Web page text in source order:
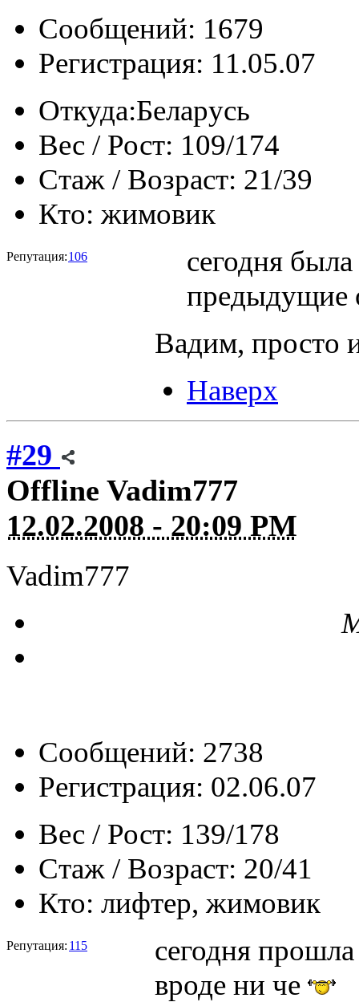
Сообщений: 1679
Регистрация: 11.05.07
Откуда:Беларусь
Вес / Рост: 109/174
Стаж / Возраст: 21/39
Кто: жимовик
Репутация:106
сегодня
предыдущие
Вадим, просто
Наверх
#29
Offline Vadim777
12.02.2008 - 20:09 PM
Vadim777
Сообщений: 2738
Регистрация: 02.06.07
Вес / Рост: 139/178
Стаж / Возраст: 20/41
Кто: лифтер, жимовик
Репутация: 115
сегодня
вроде ни че